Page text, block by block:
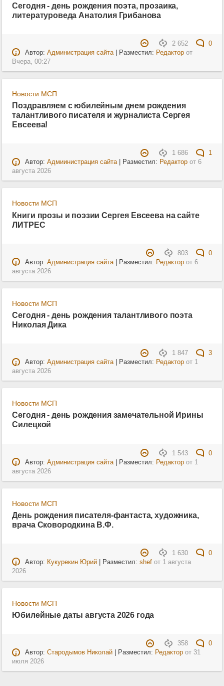
Сегодня - день рождения поэта, прозаика,
литературоведа Анатолия Грибанова
2 652
0
Автор: Администрация сайта| Разместил: Редакторот
Вчера, 00:27
Новости МСП
Поздравляем с юбилейным днем рождения
талантливого писателя и журналиста Сергея
Евсеева!
1 686
1
Автор: Адмиинистрация сайта| Разместил: Редакторот 6
августа 2026
Новости МСП
Книги прозы и поэзии Сергея Евсеева на сайте
ЛИТРЕС
803
0
Автор: Администрация сайта| Разместил: Редакторот 6
августа 2026
Новости МСП
Сегодня - день рождения талантливого поэта
Николая Дика
1 847
3
Автор: Администрация сайта| Разместил: Редакторот 1
августа 2026
Новости МСП
Сегодня - день рождения замечательной Ирины
Силецкой
1 543
0
Автор: Администрация сайта| Разместил: Редакторот 1
августа 2026
Новости МСП
День рождения писателя-фантаста, художника,
врача Сковородкина В.Ф.
1 630
0
Автор: Кукурекин Юрий| Разместил: shefот 1 августа
2026
Новости МСП
Юбилейные даты августа 2026 года
358
0
Автор: Стародымов Николай| Разместил: Редакторот 31
июля 2026